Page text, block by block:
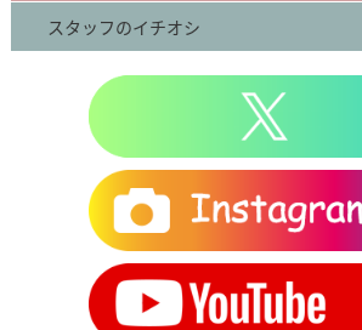
スタッフのイチオシ